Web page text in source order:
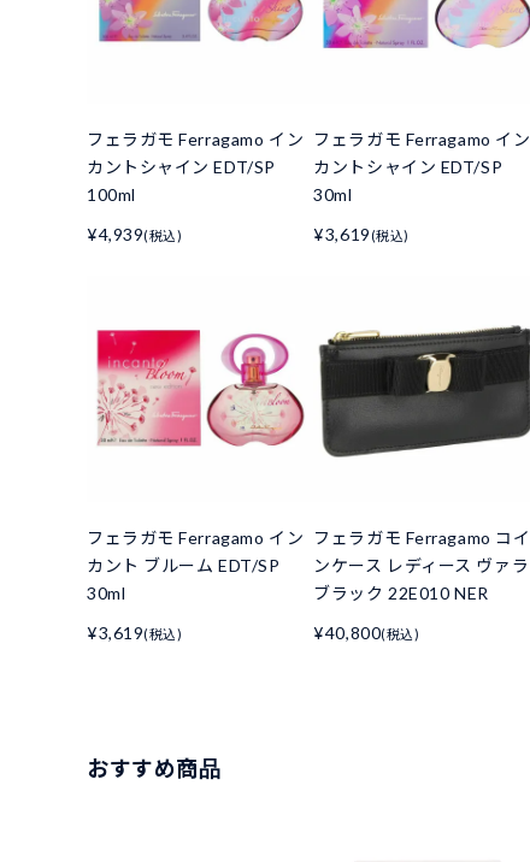
フェラガモ Ferragamo イン
カントシャイン EDT/SP
100ml
¥4,939(税込)
フェラガモ Ferragamo イン
カントシャイン EDT/SP
30ml
¥3,619 (税込)
フェラガモ Ferragamo イン
カント ブルーム EDT/SP
30ml
¥3,619(税込)
フェラガモ Ferragamo コイ
ンケース レディース ヴァラ
ブラック 22E010 NER
¥40,800(税込)
おすすめ商品